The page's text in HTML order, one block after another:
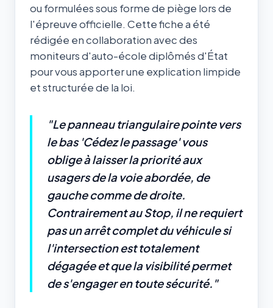
ou formulées sous forme de piège lors de
l'épreuve officielle. Cette fiche a été
rédigée en collaboration avec des
moniteurs d'auto-école diplômés d'État
pour vous apporter une explication limpide
et structurée de la loi.
"Le panneau triangulaire pointe vers
le bas 'Cédez le passage' vous
oblige à laisser la priorité aux
usagers de la voie abordée, de
gauche comme de droite.
Contrairement au Stop, il ne requiert
pas un arrêt complet du véhicule si
l'intersection est totalement
dégagée et que la visibilité permet
de s'engager en toute sécurité."